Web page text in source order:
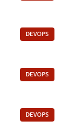
DEVOPS
DEVOPS
DEVOPS